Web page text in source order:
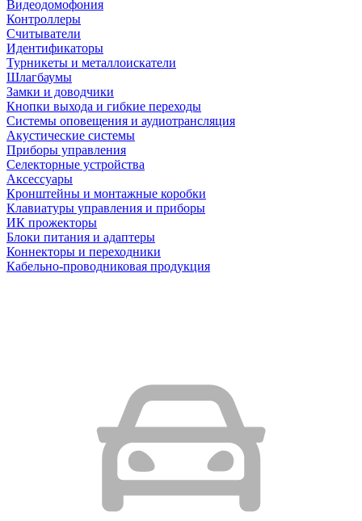
Видеодомофония
Контроллеры
Считыватели
Идентификаторы
Турникеты и металлоискатели
Шлагбаумы
Замки и доводчики
Кнопки выхода и гибкие переходы
Системы оповещения и аудиотрансляция
Акустические системы
Приборы управления
Селекторные устройства
Аксессуары
Кронштейны и монтажные коробки
Клавиатуры управления и приборы
ИК прожекторы
Блоки питания и адаптеры
Коннекторы и переходники
Кабельно-проводниковая продукция